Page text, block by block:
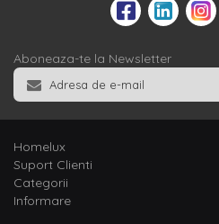
Aboneaza-te la Newsletter
Homelux
Suport Clienti
Categorii
Informare